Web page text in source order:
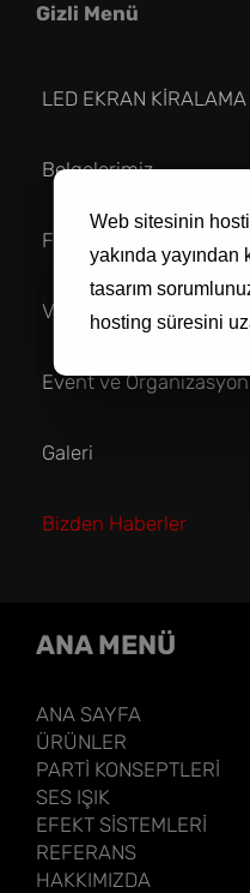
Web sitesinin
yakında yayından
tasarım
hosting süresini
Gizli Menü
LED EKRAN KİRALAMA
Belgelerimiz
Foto Galeri
Video Galeri
Event ve
Galeri
Bizden Haberler
ANA MENÜ
ANA SAYFA
ÜRÜNLER
PARTİ KONSEPTLERİ
SES IŞIK
EFEKT SİSTEMLERİ
REFERANS
HAKKIMIZDA